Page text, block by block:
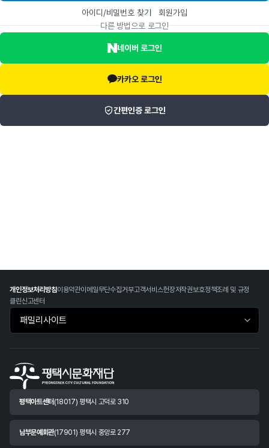
아이디/비밀번호 찾기
회원가입
다른 방법으로 로그인
네이버 로그인
카카오 로그인
간편인증 로그인
개인정보처리방침이용약관이메일무단수집거부고객서비스헌장저작권보호정책조례 및 규정
클린신고센터
패밀리사이트 바로가기
평택아트센터 (18017) 평택시 고덕로 310
남부문예회관(17901) 평택시 중앙로 277